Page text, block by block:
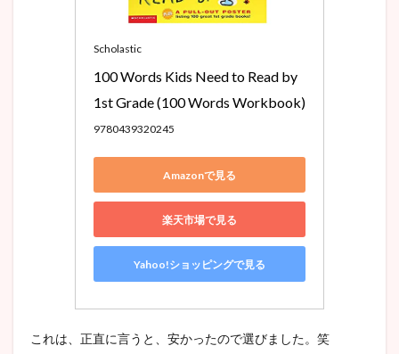
Scholastic
100 Words Kids Need to Read by
1st Grade (100 Words Workbook)
9780439320245
Amazonで見る
楽天市場で見る
Yahoo!ショッピングで見る
これは、正直に言うと、安かったので選びました。笑